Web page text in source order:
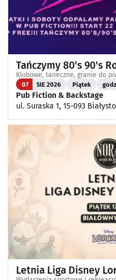
Tańczymy 80's 90's
Klubowe, taneczne, granie do
07 SIE 2026 Piątek
Pub Fiction & Backstage
ul. Suraska 1, 15-093
Letnia Liga Disney